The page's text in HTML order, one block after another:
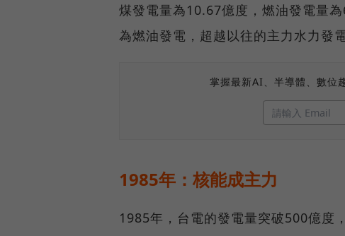
煤發電量為10.67億度，燃油發電量
為燃油發電，超越以往的主力水力發電
掌握最新AI、半導體、數位
1985年：核能成主力
1985年，台電的發電量突破500億度